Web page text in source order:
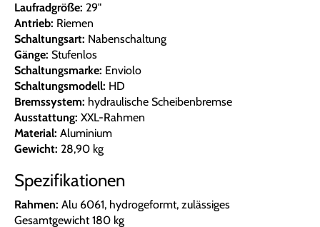
Laufradgröße: 29"
Antrieb: Riemen
Schaltungsart: Nabenschaltung
Gänge: Stufenlos
Schaltungsmarke: Enviolo
Schaltungsmodell: HD
Bremssystem: hydraulische Scheibenbremse
Ausstattung: XXL-Rahmen
Material: Aluminium
Gewicht: 28,90 kg
Spezifikationen
Rahmen: Alu 6061, hydrogeformt, zulässiges
Gesamtgewicht 180 kg